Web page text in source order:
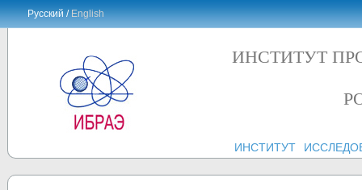
Русский /English
ИНСТИТУТ
ИНСТИТУТ